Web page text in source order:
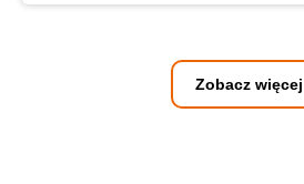
Zobacz więcej